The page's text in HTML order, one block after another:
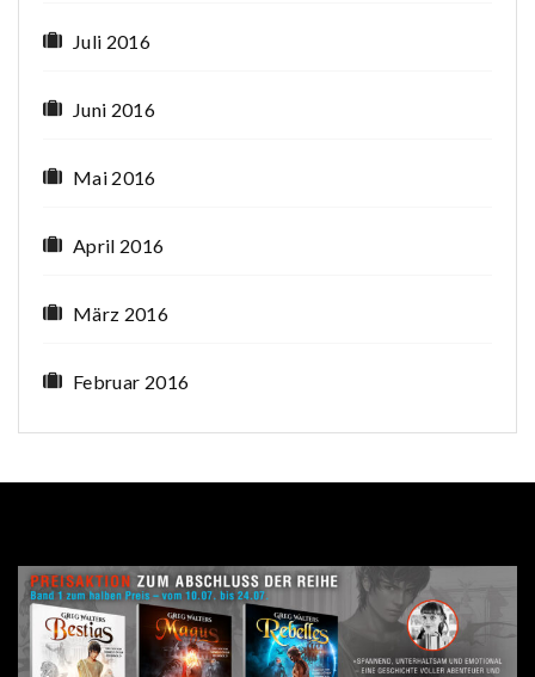
Juli 2016
Juni 2016
Mai 2016
April 2016
März 2016
Februar 2016